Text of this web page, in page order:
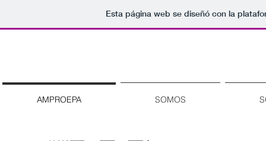
Esta página web se diseñó con la
AMPROEPA SOMOS